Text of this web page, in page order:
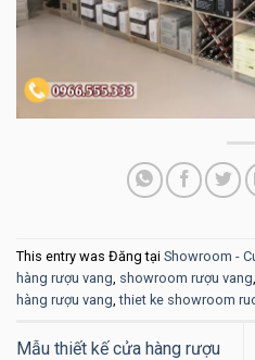
This entry was Đăng tại Showroom -
hàng rượu vang, showroom rượu vang
hàng rượu vang,thiet ke showroom
Mẫu thiết kế cửa hàng rượu